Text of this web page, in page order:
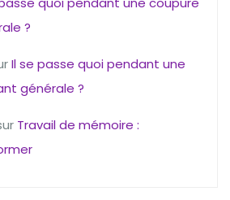
?
Il se passe quoi pendant une
générale ?
Travail de mémoire :